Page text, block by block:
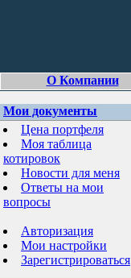
О Компании
Мои документы
Цена портфеля
Моя таблица
котировок
Новости для меня
Ответы на мои
вопросы
Авторизация
Мои настройки
Зарегистрироваться